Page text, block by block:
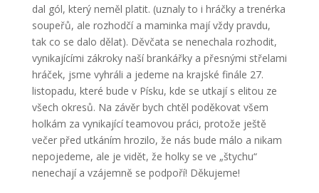
dal gól, který neměl platit. (uznaly to i hráčky a trenérka
soupeřů, ale rozhodčí a maminka mají vždy pravdu,
tak co se dalo dělat). Děvčata se nenechala rozhodit,
vynikajícími zákroky naší brankářky a přesnými střelami
hráček, jsme vyhráli a jedeme na krajské finále 27.
listopadu, které bude v Písku, kde se utkají s elitou ze
všech okresů. Na závěr bych chtěl poděkovat všem
holkám za vynikající teamovou práci, protože ještě
večer před utkáním hrozilo, že nás bude málo a nikam
nepojedeme, ale je vidět, že holky se ve „štychu“
nenechají a vzájemně se podpoří! Děkujeme!